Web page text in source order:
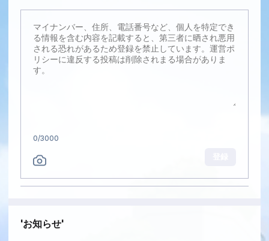
0/3000
お知らせ